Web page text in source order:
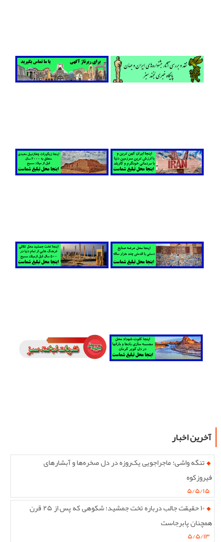
آخرین اخبار
تنگه واشی؛ ماجراجویی یک‌روزه در دل صخره‌ها و آبشارهای
فیروزکوه
۵/۵/۱۵
۱۰ حقیقت جالب درباره تخت جمشید؛ شکوهی که پس از ۲۵ قرن
همچنان پابرجاست
۵/۵/۱۳